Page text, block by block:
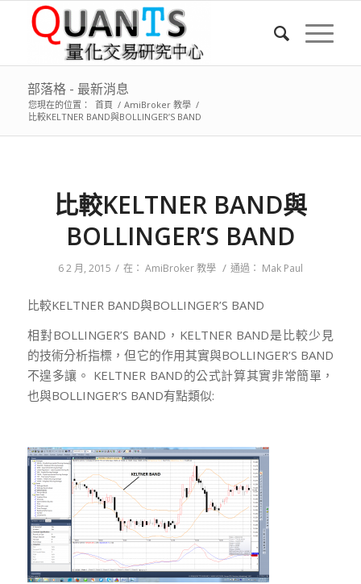
部落格 - 最新消息
您現在的位置： 首頁 / AmiBroker 教學 /
比較KELTNER BAND與BOLLINGER’S BAND
比較KELTNER BAND與
BOLLINGER’S BAND
6 2 月, 2015 / 在： AmiBroker 教學 / 通過： Mak Paul
比較KELTNER BAND與BOLLINGER’S BAND
相對BOLLINGER’S BAND，KELTNER BAND是比較少見
的技術分析指標，但它的作用其實與BOLLINGER’S BAND
不遑多讓。 KELTNER BAND的公式計算其實非常簡單，
也與BOLLINGER’S BAND有點類似: